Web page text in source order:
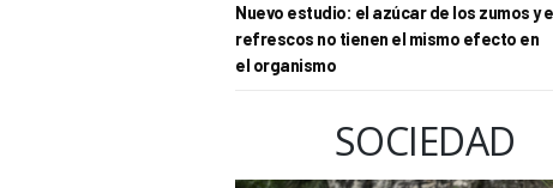
Nuevo estudio: el azúcar de los zumos y
refrescos no tienen el mismo efecto en
el organismo
SOCIEDAD